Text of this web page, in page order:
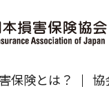
保険とは？ 協